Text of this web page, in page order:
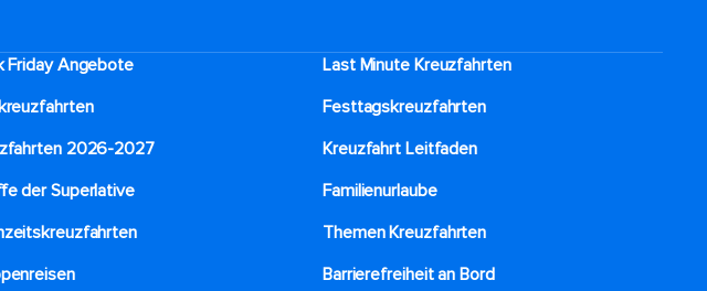
Friday Angebote
Last Minute Kreuzfahrten
Festtagskreuzfahrten​
2026-2027
Kreuzfahrt Leitfaden
der Superlative
Familienurlaube​
Themen Kreuzfahrten
Barrierefreiheit an Bord​